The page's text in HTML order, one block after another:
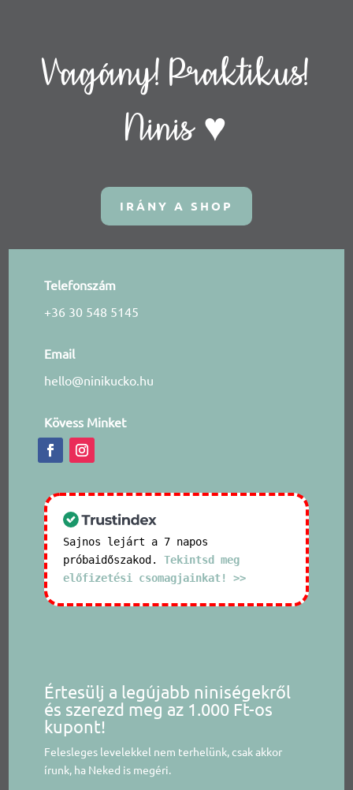
Vagány! Praktikus!
Ninis ♥
IRÁNY A SHOP
Telefonszám
+36 30 548 5145
Email
hello@ninikucko.hu
Kövess Minket
Sajnos lejárt a 7 napos
próbaidőszakod. Tekintsd meg
előfizetési csomagjainkat! >>
Értesülj a legújabb niniségekről
és szerezd meg az 1.000 Ft-os
kupont!
Felesleges levelekkel nem terhelünk, csak akkor
írunk, ha Neked is megéri.